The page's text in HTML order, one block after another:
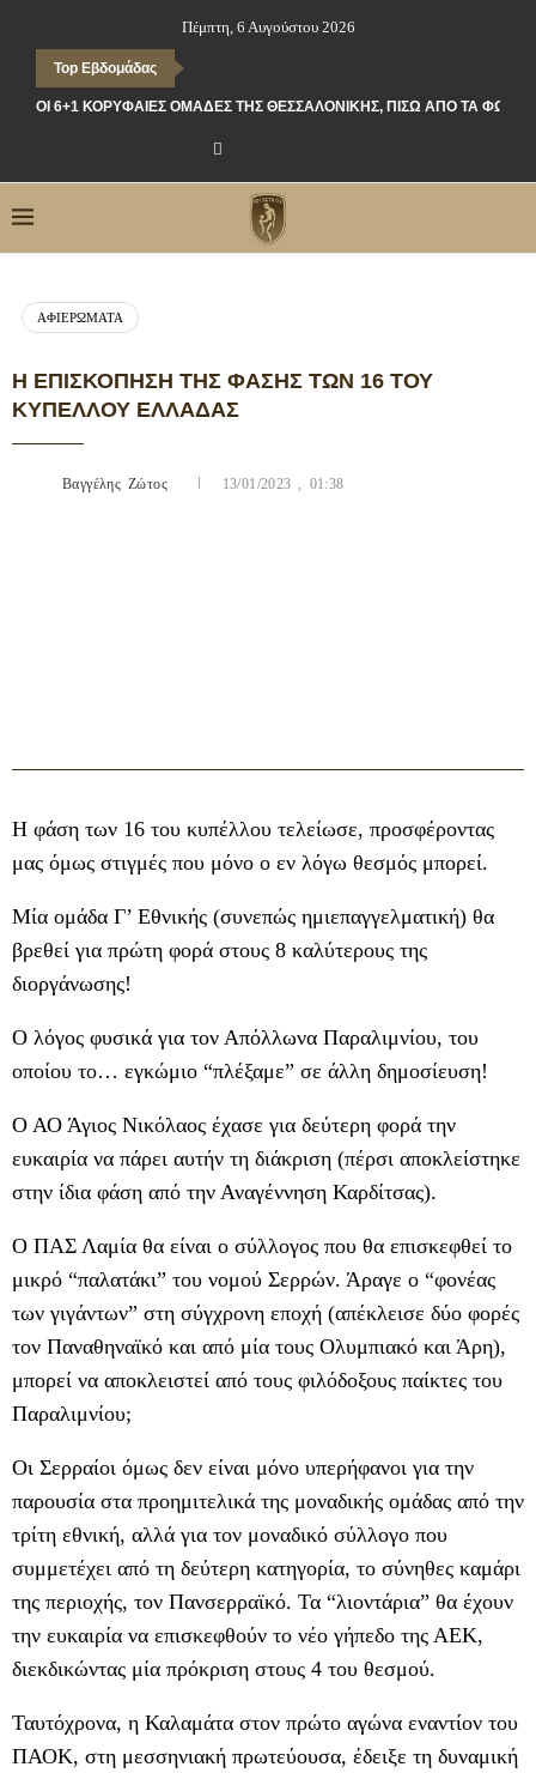
Πέμπτη, 6 Αυγούστου 2026
Top Εβδομάδας
ΟΙ 6+1 ΚΟΡΥΦΑΊΕΣ ΟΜΆΔΕΣ ΤΗΣ ΘΕΣΣΑΛΟΝΊΚΗΣ, ΠΊΣΩ ΑΠΌ ΤΑ ΦΏΤΑ
ΑΦΙΕΡΏΜΑΤΑ
Η ΕΠΙΣΚΌΠΗΣΗ ΤΗΣ ΦΆΣΗΣ ΤΩΝ 16 ΤΟΥ
ΚΥΠΈΛΛΟΥ ΕΛΛΆΔΑΣ
Βαγγέλης Ζώτος 13/01/2023 , 01:38
Η φάση των 16 του κυπέλλου τελείωσε, προσφέροντας
μας όμως στιγμές που μόνο ο εν λόγω θεσμός μπορεί.
Μία ομάδα Γ’ Εθνικής (συνεπώς ημιεπαγγελματική) θα
βρεθεί για πρώτη φορά στους 8 καλύτερους της
διοργάνωσης!
Ο λόγος φυσικά για τον Απόλλωνα Παραλιμνίου, του
οποίου το… εγκώμιο “πλέξαμε” σε άλλη δημοσίευση!
Ο ΑΟ Άγιος Νικόλαος έχασε για δεύτερη φορά την
ευκαιρία να πάρει αυτήν τη διάκριση (πέρσι αποκλείστηκε
στην ίδια φάση από την Αναγέννηση Καρδίτσας).
Ο ΠΑΣ Λαμία θα είναι ο σύλλογος που θα επισκεφθεί το
μικρό “παλατάκι” του νομού Σερρών. Άραγε ο “φονέας
των γιγάντων” στη σύγχρονη εποχή (απέκλεισε δύο φορές
τον Παναθηναϊκό και από μία τους Ολυμπιακό και Άρη),
μπορεί να αποκλειστεί από τους φιλόδοξους παίκτες του
Παραλιμνίου;
Οι Σερραίοι όμως δεν είναι μόνο υπερήφανοι για την
παρουσία στα προημιτελικά της μοναδικής ομάδας από την
τρίτη εθνική, αλλά για τον μοναδικό σύλλογο που
συμμετέχει από τη δεύτερη κατηγορία, το σύνηθες καμάρι
της περιοχής, τον Πανσερραϊκό. Τα “λιοντάρια” θα έχουν
την ευκαιρία να επισκεφθούν το νέο γήπεδο της ΑΕΚ,
διεκδικώντας μία πρόκριση στους 4 του θεσμού.
Ταυτόχρονα, η Καλαμάτα στον πρώτο αγώνα εναντίον του
ΠΑΟΚ, στη μεσσηνιακή πρωτεύουσα, έδειξε τη δυναμική